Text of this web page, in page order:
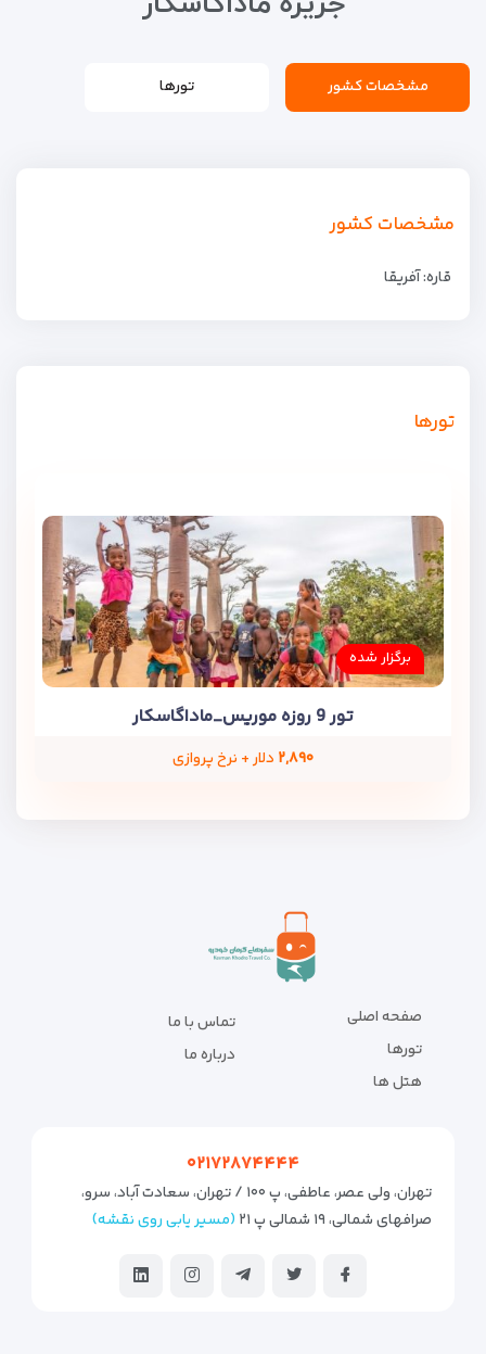
مشخصات کشور تورها
مشخصات کشور
قاره: آفریقا
تورها
برگزار شده
تور 9 روزه موریس_ماداگاسکار
۲,۸۹۰ دلار + نرخ پروازی
صفحه اصلی
تورها
هتل ها
تماس با ما
درباره ما
۰۲۱۷۲۸۷۴۴۴۴
تهران، ولی عصر، عاطفی، پ ۱۰۰ / تهران، سعادت آباد، سرو،
صرافهای شمالی، ۱۹ شمالی پ ۲۱
(مسیر یابی روی نقشه)